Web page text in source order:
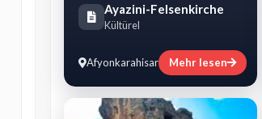
Ayazini-Felsenkirche
Kültürel
Afyonkarahisar Mehr lesen